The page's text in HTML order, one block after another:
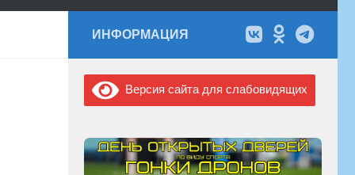
ИНФОРМАЦИЯ
Версия сайта для слабовидящих